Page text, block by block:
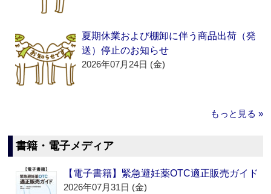
夏期休業および棚卸に伴う商品出荷（発
送）停止のお知らせ
2026年07月24日 (金)
もっと見る »
書籍・電子メディア
【電子書籍】緊急避妊薬OTC適正販売ガイド
2026年07月31日 (金)